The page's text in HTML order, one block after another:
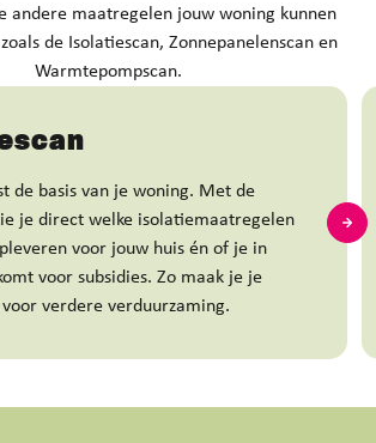
andere maatregelen jouw woning kunnen
de Isolatiescan, Zonnepanelenscan en
Warmtepompscan.
de basis van je woning. Met de
je direct welke isolatiemaatregelen
voor jouw huis én of je in
voor subsidies. Zo maak je je
verdere verduurzaming.